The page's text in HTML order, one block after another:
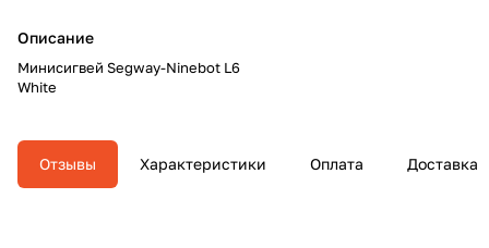
Описание
Минисигвей Segway-Ninebot L6
White
Отзывы Характеристики Оплата Доставка